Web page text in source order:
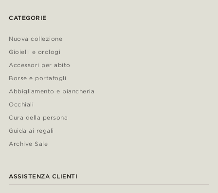
CATEGORIE
Nuova collezione
Gioielli e orologi
Accessori per abito
Borse e portafogli
Abbigliamento e biancheria
Occhiali
Cura della persona
Guida ai regali
Archive Sale
ASSISTENZA CLIENTI